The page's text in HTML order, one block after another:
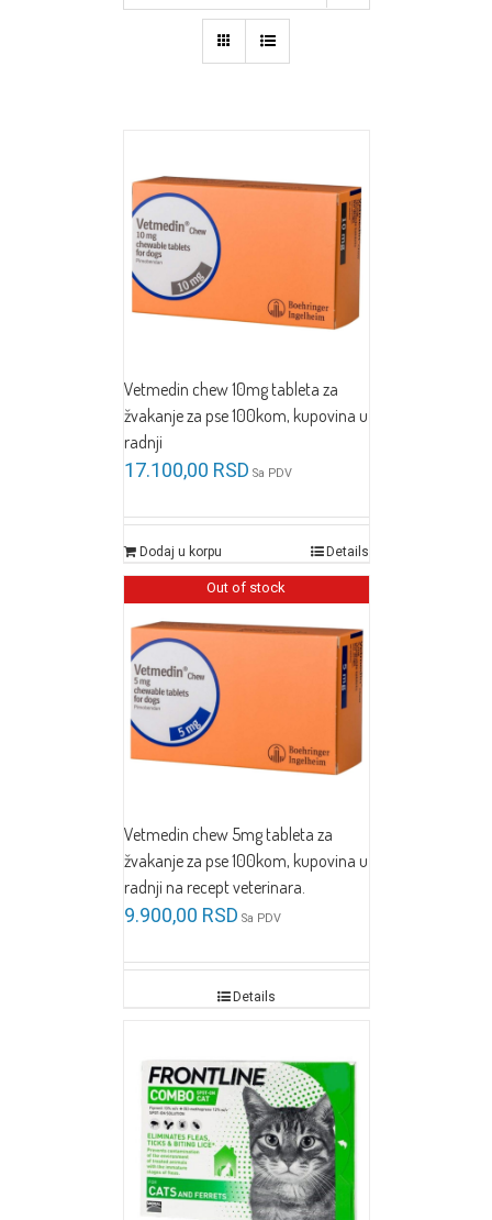
Vetmedin chew 10mg tableta za
žvakanje za pse 100kom, kupovina u
radnji
17.100,00 RSD Sa PDV
Dodaj u korpu Details
Out of stock
Vetmedin chew 5mg tableta za
žvakanje za pse 100kom, kupovina u
radnji na recept veterinara.
9.900,00 RSD Sa PDV
Details